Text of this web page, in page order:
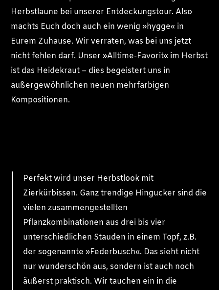
Herbstlaune bei unserer Entdeckungstour. Also
machts Euch doch auch ein wenig »hygge« in
Eurem Zuhause. Wir verraten, was bei uns jetzt
nicht fehlen darf. Unser »Alltime-Favorit« im Herbst
ist das Heidekraut – dies begeistert uns in
außergewöhnlichen neuen mehrfarbigen
Kompositionen.
Perfekt wird unser Herbstlook mit
Zierkürbissen. Ganz trendige Hingucker sind die
vielen zusammengestellten
Pflanzkombinationen aus drei bis vier
unterschiedlichen Stauden in einem Topf, z.B.
der sogenannte »Federbusch«. Das sieht nicht
nur wunderschön aus, sondern ist auch noch
äußerst praktisch. Wir tauchen ein in die